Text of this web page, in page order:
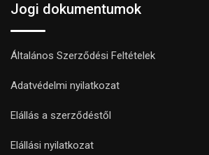
Jogi dokumentumok
Általános Szerződési Feltételek
Adatvédelmi nyilatkozat
Elállás a szerződéstől
Elállási nyilatkozat